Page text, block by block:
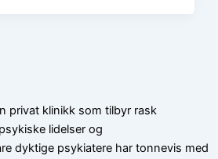
privat klinikk som tilbyr rask
lidelser og
dyktige psykiatere har tonnevis med